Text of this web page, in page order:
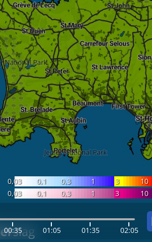
0,03 0,1 0,3 1 3 10
0,03 0,1 0,3 1 3 10
00:35 01:05 01:35 02:05